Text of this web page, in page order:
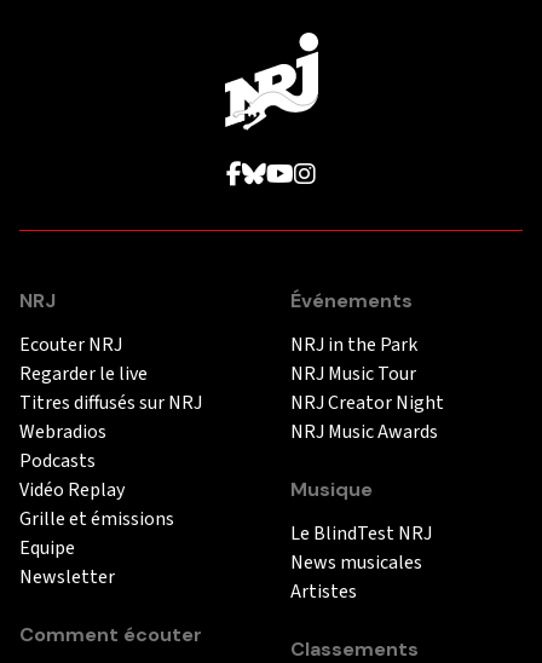
NRJ
Ecouter NRJ
Regarder le live
Titres diffusés sur NRJ
Webradios
Podcasts
Vidéo Replay
Grille et émissions
Equipe
Newsletter
Comment écouter
Événements
NRJ in the Park
NRJ Music Tour
NRJ Creator Night
NRJ Music Awards
Musique
Le BlindTest NRJ
News musicales
Artistes
Classements